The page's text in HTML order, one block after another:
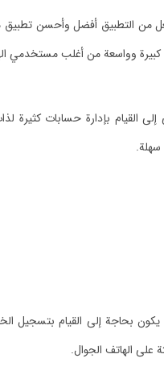
التطبيق أفضل وأحسن تطبيق
وواسعة من أغلب مستخدمي
إلى القيام بإدارة حسابات
سهلة.
بحاجة إلى القيام بتسجيل
على الهاتف الجوال.